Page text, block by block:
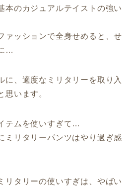
本のカジュアルテイストの強い
ァッションで全身せめると、せ
…
に、適度なミリタリーを取り入
思います。
テムを使いすぎて…
ミリタリーパンツはやり過ぎ感
リタリーの使いすぎは、やばい